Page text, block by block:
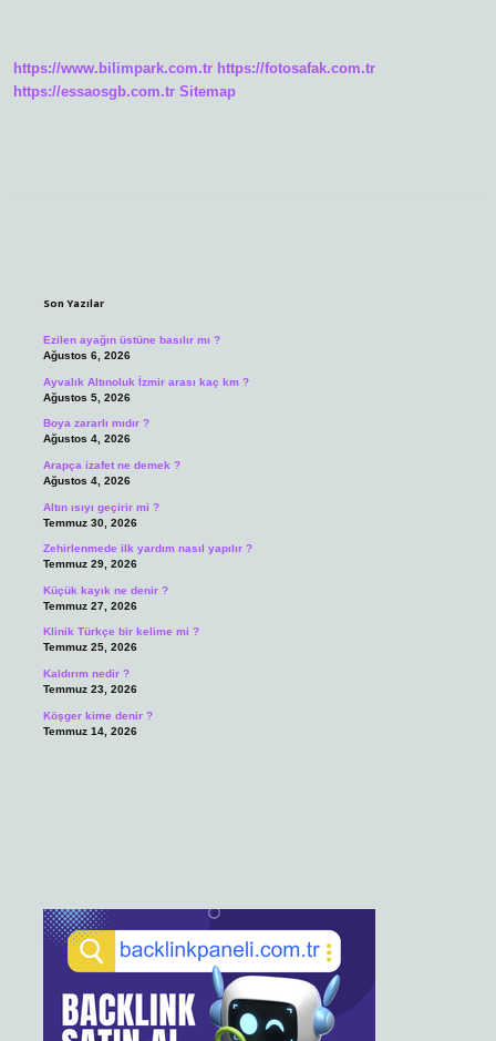
https://www.bilimpark.com.tr https://fotosafak.com.tr
https://essaosgb.com.tr Sitemap
Son Yazılar
Ezilen ayağın üstüne basılır mı ?
Ağustos 6, 2026
Ayvalık Altınoluk İzmir arası kaç km ?
Ağustos 5, 2026
Boya zararlı mıdır ?
Ağustos 4, 2026
Arapça izafet ne demek ?
Ağustos 4, 2026
Altın ısıyı geçirir mi ?
Temmuz 30, 2026
Zehirlenmede ilk yardım nasıl yapılır ?
Temmuz 29, 2026
Küçük kayık ne denir ?
Temmuz 27, 2026
Klinik Türkçe bir kelime mi ?
Temmuz 25, 2026
Kaldırım nedir ?
Temmuz 23, 2026
Köşger kime denir ?
Temmuz 14, 2026